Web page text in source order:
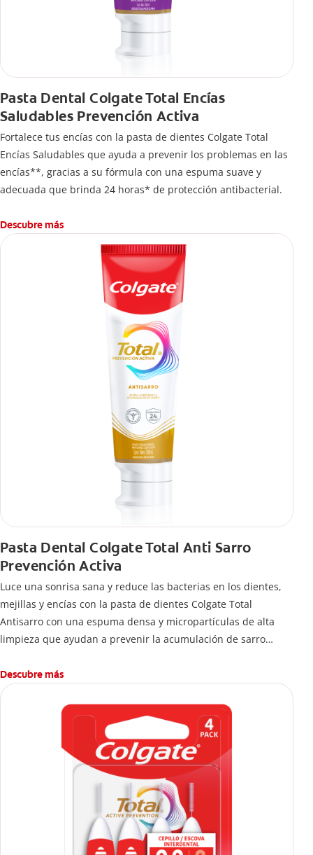
Pasta Dental Colgate Total Encías
Saludables Prevención Activa
Fortalece tus encías con la pasta de dientes Colgate Total
Encías Saludables que ayuda a prevenir los problemas en las
encías**, gracias a su fórmula con una espuma suave y
adecuada que brinda 24 horas* de protección antibacterial.
Descubre más
Pasta Dental Colgate Total Anti Sarro
Prevención Activa
Luce una sonrisa sana y reduce las bacterias en los dientes,
mejillas y encías con la pasta de dientes Colgate Total
Antisarro con una espuma densa y micropartículas de alta
limpieza que ayudan a prevenir la acumulación de sarro
Descubre más